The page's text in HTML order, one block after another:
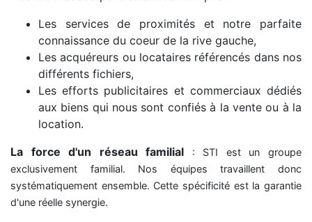
Les services de proximités et notre parfaite
connaissance du coeur de la rive gauche,
Les acquéreurs ou locataires référencés dans nos
différents fichiers,
Les efforts publicitaires et commerciaux dédiés
aux biens qui nous sont confiés à la vente ou à la
location.
La force d'un réseau familial : STI est un groupe
exclusivement familial. Nos équipes travaillent donc
systématiquement ensemble. Cette spécificité est la garantie
d'une réelle synergie.